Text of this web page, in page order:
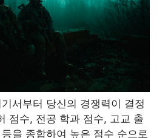
서부터 당신의 경쟁력이 결정
점수, 전공 학과 점수, 고교 출
을 종합하여 높은 점수 순으로